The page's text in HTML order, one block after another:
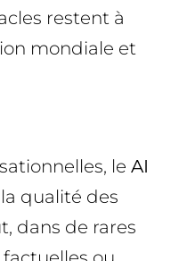
restent à
mondiale et
le AI
qualité des
dans de rares